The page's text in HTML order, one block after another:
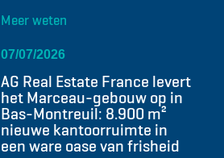
Meer weten
07/07/2026
AG Real Estate France levert
het Marceau-gebouw op in
Bas-Montreuil: 8.900 m²
nieuwe kantoorruimte in
een ware oase van frisheid